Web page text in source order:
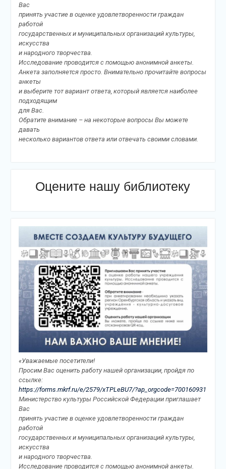
Вас
принять участие в оценке удовлетворенности граждан
работой
государственных и муниципальных организаций культуры,
искусства
и народного творчества.
Исследование проводится с помощью анонимной анкеты.
Анкета заполняется просто. Внимательно прочитайте вопросы
анкеты
и выберите тот вариант ответа, который является наиболее
подходящим
для Вас.
Обратите внимание – на некоторые вопросы Вы можете
давать
несколько вариантов ответа или отвечать своими словами.
Оцените нашу библиотеку
«Уважаемые посетители!
Просим Вас оценить работу нашей организации, пройдя по
ссылке:
https://forms.mkrf.ru/e/2579/xTPLeBU7/?ap_orgcode=700160931
Министерство культуры Российской Федерации приглашает
Вас
принять участие в оценке удовлетворенности граждан
работой
государственных и муниципальных организаций культуры,
искусства
и народного творчества.
Исследование проводится с помощью анонимной анкеты.